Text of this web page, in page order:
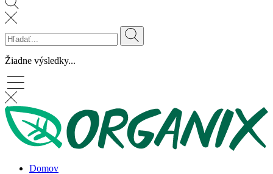
Žiadne výsledky...
Domov